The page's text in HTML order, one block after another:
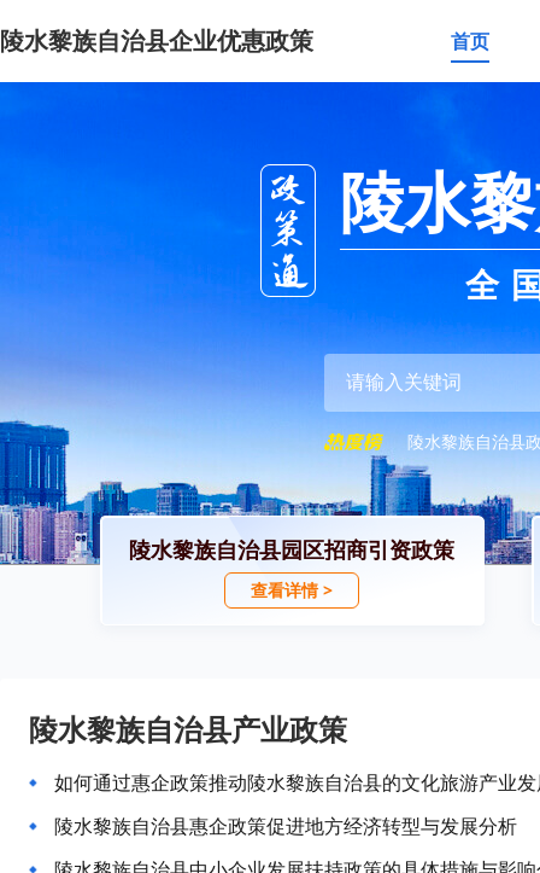
陵水黎族自治县企业优惠政策 首页
陵水
全
陵水黎族自治县
陵水黎族自治县园区招商引资政策
查看详情 >
陵水黎族自治县产业政策
如何通过惠企政策推动陵水黎族自治县的文化旅游产业
陵水黎族自治县惠企政策促进地方经济转型与发展分析